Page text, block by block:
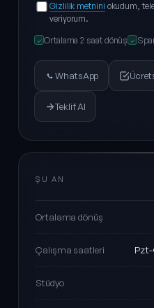
Gizlilik metnini okudum,
veriyorum.
✓ Ortalama 2 saat dönüş ✓
WhatsApp
Teklif Al
ŞU AN
Ortalama dönüş
Çalışma saatleri Pzt-
Stüdyo